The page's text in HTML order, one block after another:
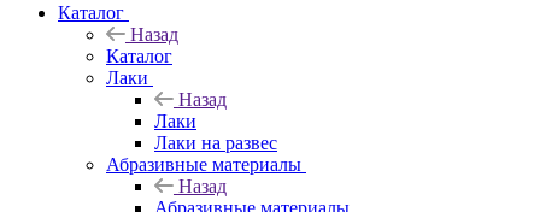
Каталог
Назад
Каталог
Лаки
Назад
Лаки
Лаки на развес
Абразивные материалы
Назад
Абразивные материалы